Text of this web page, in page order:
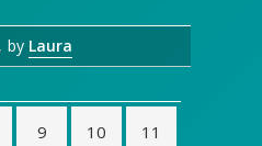
by Laura
9 10 11